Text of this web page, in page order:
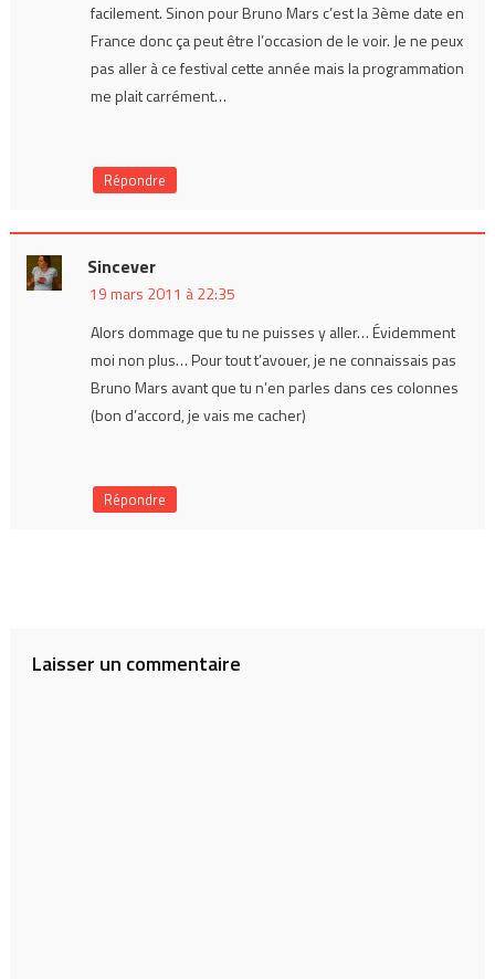
facilement. Sinon pour Bruno Mars c’est la 3ème date en
France donc ça peut être l’occasion de le voir. Je ne peux
pas aller à ce festival cette année mais la programmation
me plait carrément…
Répondre
Sincever
19 mars 2011 à 22:35
Alors dommage que tu ne puisses y aller… Évidemment
moi non plus… Pour tout t’avouer, je ne connaissais pas
Bruno Mars avant que tu n’en parles dans ces colonnes
(bon d’accord, je vais me cacher)
Répondre
Laisser un commentaire